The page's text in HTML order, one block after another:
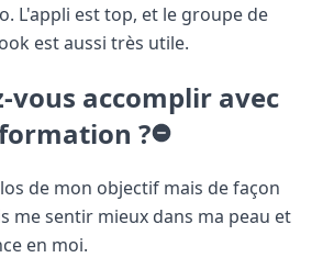
L'appli est top, et le groupe de
est aussi très utile.
vous accomplir avec
?
de mon objectif mais de façon
me sentir mieux dans ma peau et
en moi.